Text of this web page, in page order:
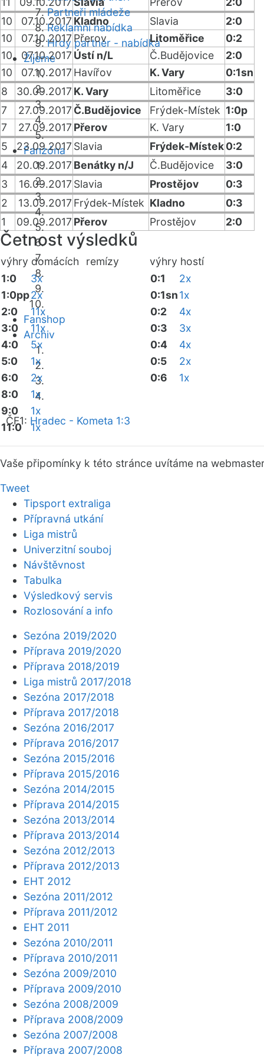
Partneři mládeže
Reklamní nabídka
Hrdý partner - nabídka
Žijeme
Fanzóna
Fanshop
Archiv
ČF1: Hradec - Kometa 1:3
10
07.10.2017 Kladno Slavia
2:0
10
07.10.2017 Přerov Litoměřice
0:2
10
07.10.2017 Ústí n/L Č.Budějovice
2:0
10
07.10.2017 Havířov K. Vary
0:1sn
8
30.09.2017 K. Vary Litoměřice
3:0
7
27.09.2017 Č.Budějovice Frýdek-Místek 1:0p
7
27.09.2017 Přerov K. Vary
1:0
5
23.09.2017 Slavia Frýdek-Místek0:2
4
20.09.2017 Benátky n/J Č.Budějovice
3:0
3
16.09.2017 Slavia Prostějov
0:3
2
13.09.2017 Frýdek-Místek Kladno
0:3
1
09.09.2017 Přerov Prostějov 2:0
Četnost výsledků
výhry domácích remízy výhry hostí
1:0
3x
1:0pp2x
2:0
11x
3:0
11x
4:0
5x
5:0
1x
6:0
2x
8:0
1x
9:0
1x
11:0
1x
0:1
2x
0:1sn1x
0:2
4x
0:3
3x
0:4
4x
0:5
2x
0:6
1x
Vaše připomínky k této stránce uvítáme na webmaster
Tweet
Tipsport extraliga
Přípravná utkání
Liga mistrů
Univerzitní souboj
Návštěvnost
Tabulka
Výsledkový servis
Rozlosování a info
Sezóna 2019/2020
Příprava 2019/2020
Příprava 2018/2019
Liga mistrů 2017/2018
Sezóna 2017/2018
Příprava 2017/2018
Sezóna 2016/2017
Příprava 2016/2017
Sezóna 2015/2016
Příprava 2015/2016
Sezóna 2014/2015
Příprava 2014/2015
Sezóna 2013/2014
Příprava 2013/2014
Sezóna 2012/2013
Příprava 2012/2013
EHT 2012
Sezóna 2011/2012
Příprava 2011/2012
EHT 2011
Sezóna 2010/2011
Příprava 2010/2011
Sezóna 2009/2010
Příprava 2009/2010
Sezóna 2008/2009
Příprava 2008/2009
Sezóna 2007/2008
Příprava 2007/2008